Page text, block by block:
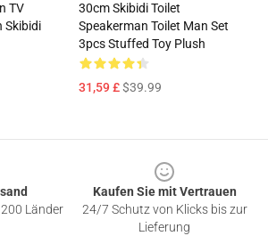
TV
Skibidi
30cm Skibidi Toilet
Speakerman Toilet Man Set
3pcs Stuffed Toy Plush
31,59 £$39.99
Länder
Kaufen Sie mit Vertrauen
24/7 Schutz von Klicks bis zur
Lieferung